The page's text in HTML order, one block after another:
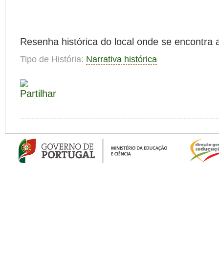
Resenha histórica do local onde se encontra
Tipo de História: Narrativa histórica